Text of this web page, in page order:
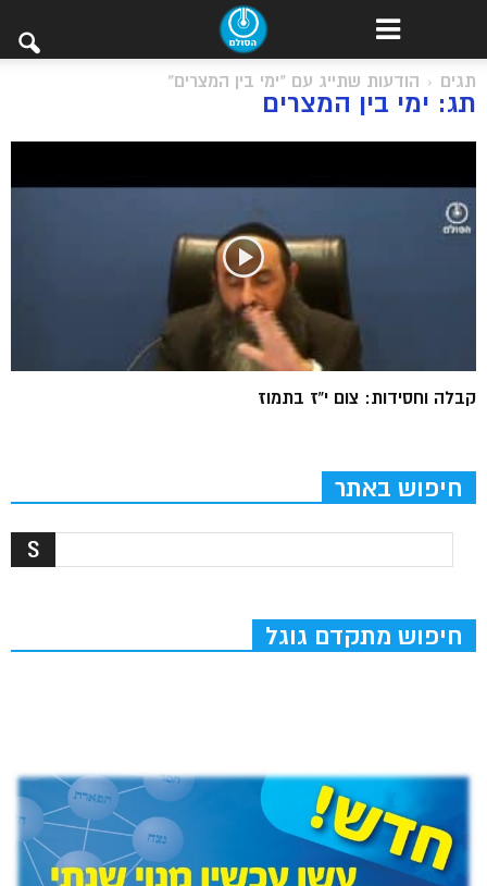
תגים הודעות שתייג עם "ימי בין המצרים"
תג: ימי בין המצרים
קבלה וחסידות: צום י”ז בתמוז
חיפוש באתר
חיפוש מתקדם גוגל